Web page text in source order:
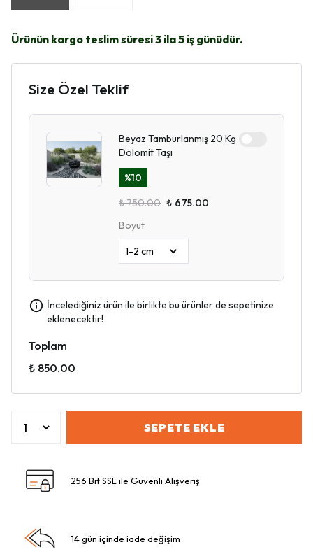
Ürünün kargo teslim süresi 3 ila 5 iş günüdür.
Size Özel Teklif
Beyaz Tamburlanmış 20 Kg
Dolomit Taşı
%10
₺ 750.00 ₺ 675.00
Boyut
İncelediğiniz ürün ile birlikte bu ürünler de sepetinize
eklenecektir!
Toplam
₺ 850.00
SEPETE EKLE
256 Bit SSL ile Güvenli Alışveriş
14 gün içinde iade değişim